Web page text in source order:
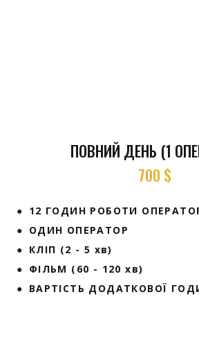
ПОВНИЙ ДЕНЬ (1
700 $
● 12 ГОДИН РОБОТИ
● ОДИН ОПЕРАТОР
● КЛІП (2 - 5 хв)
● ФІЛЬМ (60 - 120 хв)
● ВАРТІСТЬ ДОДАТКОВОЇ